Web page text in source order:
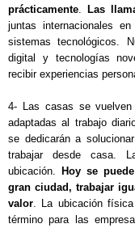
prácticamente
Las
juntas internacionales
sistemas tecnológicos.
digital y tecnologías
recibir experiencias
4- Las casas se
adaptadas al trabajo
se dedicarán a
trabajar desde casa.
ubicación.
Hoy se
gran ciudad, trabajar
valor . La ubicación
término para las